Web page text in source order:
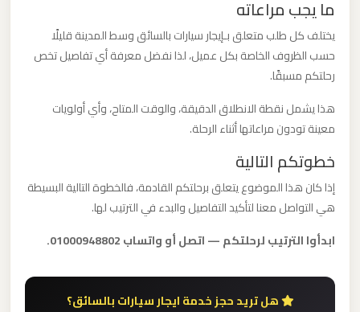
ما يجب مراعاته
يختلف كل طلب متعلق بـإيجار سيارات بالسائق وسط المدينة قليلًا
حسب الظروف الخاصة بكل عميل، لذا نفضل معرفة أي تفاصيل تخص
رحلتكم مسبقًا.
هذا يشمل نقطة الانطلاق الدقيقة، والوقت المتاح، وأي أولويات
معينة تودون مراعاتها أثناء الرحلة.
خطوتكم التالية
إذا كان هذا الموضوع يتعلق برحلتكم القادمة، فالخطوة التالية البسيطة
هي التواصل معنا لتأكيد التفاصيل والبدء في الترتيب لها.
ابدأوا الترتيب لرحلتكم — اتصل أو واتساب 01000948802.
هل تريد حجز خدمة ايجار سيارات بالسائق؟
ليموزين
مطار
مرسي
مطروح
ليموزين
الشيخ
ليموزين
سفنكس